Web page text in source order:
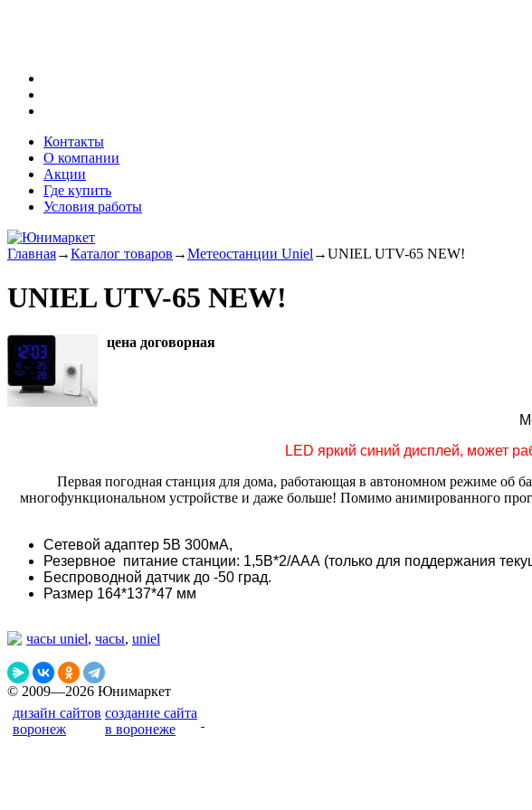
Контакты
О компании
Акции
Где купить
Условия работы
Главная→Каталог товаров →Метеостанции Uniel →UNIEL UTV-65 NEW!
UNIEL UTV-65 NEW!
цена договорная
LED яркий синий дисплей, может
Первая погодная станция для дома, работающая в автономном режиме об
многофункциональном устройстве и даже больше! Помимо анимированного
Сетевой адаптер 5В 300мА,
Резервное питание станции: 1,5B*2/ААА (только для поддержания
Беспроводной датчик до -50 град.
Размер 164*137*47 мм
часы uniel, часы, uniel
© 2009—2026 Юнимаркет
дизайн сайтов
воронеж
создание сайта
в воронеже